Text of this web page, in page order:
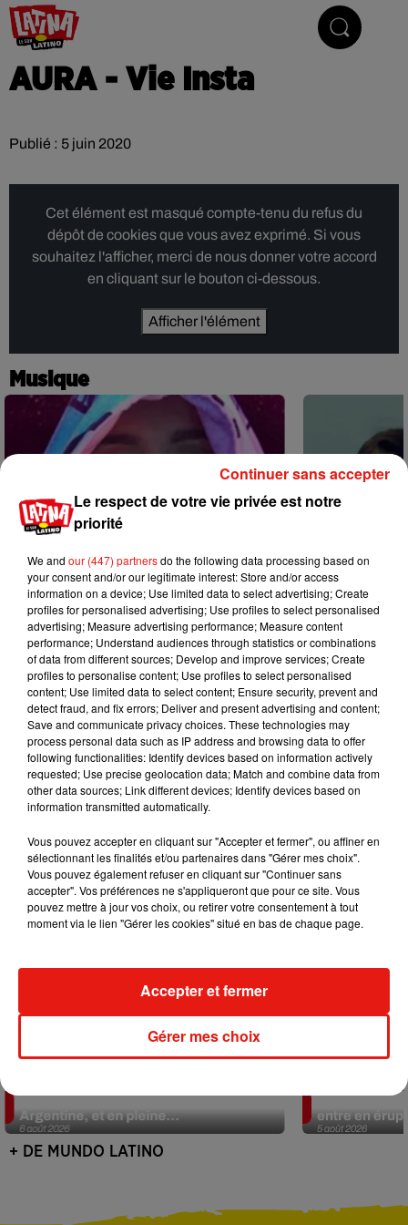
AURA - Vie Insta
Publié : 5 juin 2020
Cet élément est masqué compte-tenu du refus du
dépôt de cookies que vous avez exprimé. Si vous
souhaitez l'afficher, merci de nous donner votre accord
en cliquant sur le bouton ci-dessous.
Afficher l'élément
Musique
6 août 2026
Karol G dévoile la tracklist de son
nouvel album… avec des invités...
5 août 2026
Benny
Becky G sur
+ DE MUSIQUE
Mundo Latino
6 août 2026
Le fourmilier géant fait son retour en
Argentine, et en pleine...
5 août 2026
Au
entre en
+ DE MUNDO LATINO
Le respect de votre vie privée est notre
priorité
We and our (447) partnersdo the following data processing based on
your consent and/or our legitimate interest: Store and/or access
information on a device; Use limited data to select advertising; Create
profiles for personalised advertising; Use profiles to select personalised
advertising; Measure advertising performance; Measure content
performance; Understand audiences through statistics or combinations
of data from different sources; Develop and improve services; Create
profiles to personalise content; Use profiles to select personalised
content; Use limited data to select content; Ensure security, prevent and
detect fraud, and fix errors; Deliver and present advertising and content;
Save and communicate privacy choices. These technologies may
process personal data such as IP address and browsing data to offer
following functionalities: Identify devices based on information actively
requested; Use precise geolocation data; Match and combine data from
other data sources; Link different devices; Identify devices based on
information transmitted automatically.
Vous pouvez accepter en cliquant sur "Accepter et fermer", ou affiner en
sélectionnant les finalités et/ou partenaires dans "Gérer mes choix".
Vous pouvez également refuser en cliquant sur "Continuer sans
accepter". Vos préférences ne s'appliqueront que pour ce site. Vous
pouvez mettre à jour vos choix, ou retirer votre consentement à tout
moment via le lien "Gérer les cookies" situé en bas de chaque page.
Gérer mes choix
Accepter et fermer
Continuer sans accepter